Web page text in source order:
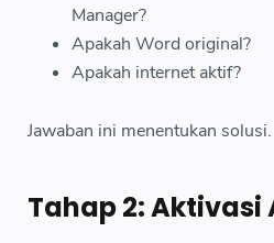
Manager?
Apakah Word original?
Apakah internet aktif?
Jawaban ini menentukan solusi.
Tahap 2: Aktivasi